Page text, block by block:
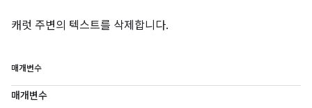
캐럿 주변의 텍스트를 삭제합니다.
매개변수
매개변수